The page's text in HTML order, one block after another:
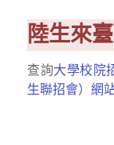
陸生來
查詢大學校院
生聯招會）網